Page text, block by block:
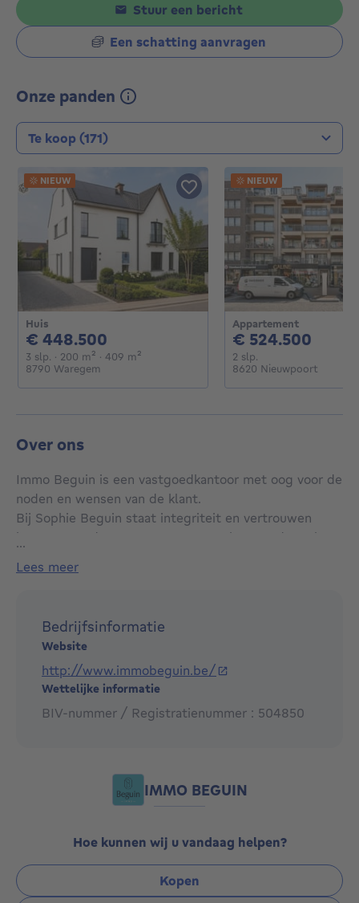
Stuur een bericht
Een schatting aanvragen
Onze panden
Type transactie
Huis
€ 448.500
3 slp. 3 slaapkamers
· 200 m² vierkante meters
· 409 m²
8790 Waregem
NIEUW
Appartement
€ 524.500
2 slp.
8620 Nieuwpoort
NIEUW
Over ons
Immo Beguin is een vastgoedkantoor met oog voor de
noden en wensen van de klant.
Bij Sophie Beguin staat integriteit en vertrouwen
immers steeds voorop. Samen met haar medewerkers
bouwen.
Onze sterkte: SERVICE en VERTROUWEN!
...
lees meer
Bedrijfsinformatie
Website
http://www.immobeguin.be/
Wettelijke informatie
BIV-nummer / Registratienummer : 504850
IMMO BEGUIN
Hoe kunnen wij u vandaag helpen?
Kopen